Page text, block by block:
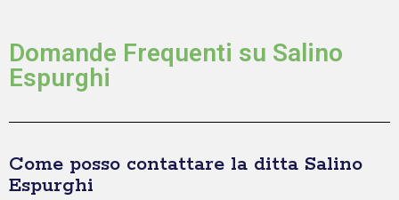
Domande Frequenti su Salino
Espurghi
Come posso contattare la ditta Salino
Espurghi